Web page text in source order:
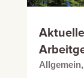
Allgemein,